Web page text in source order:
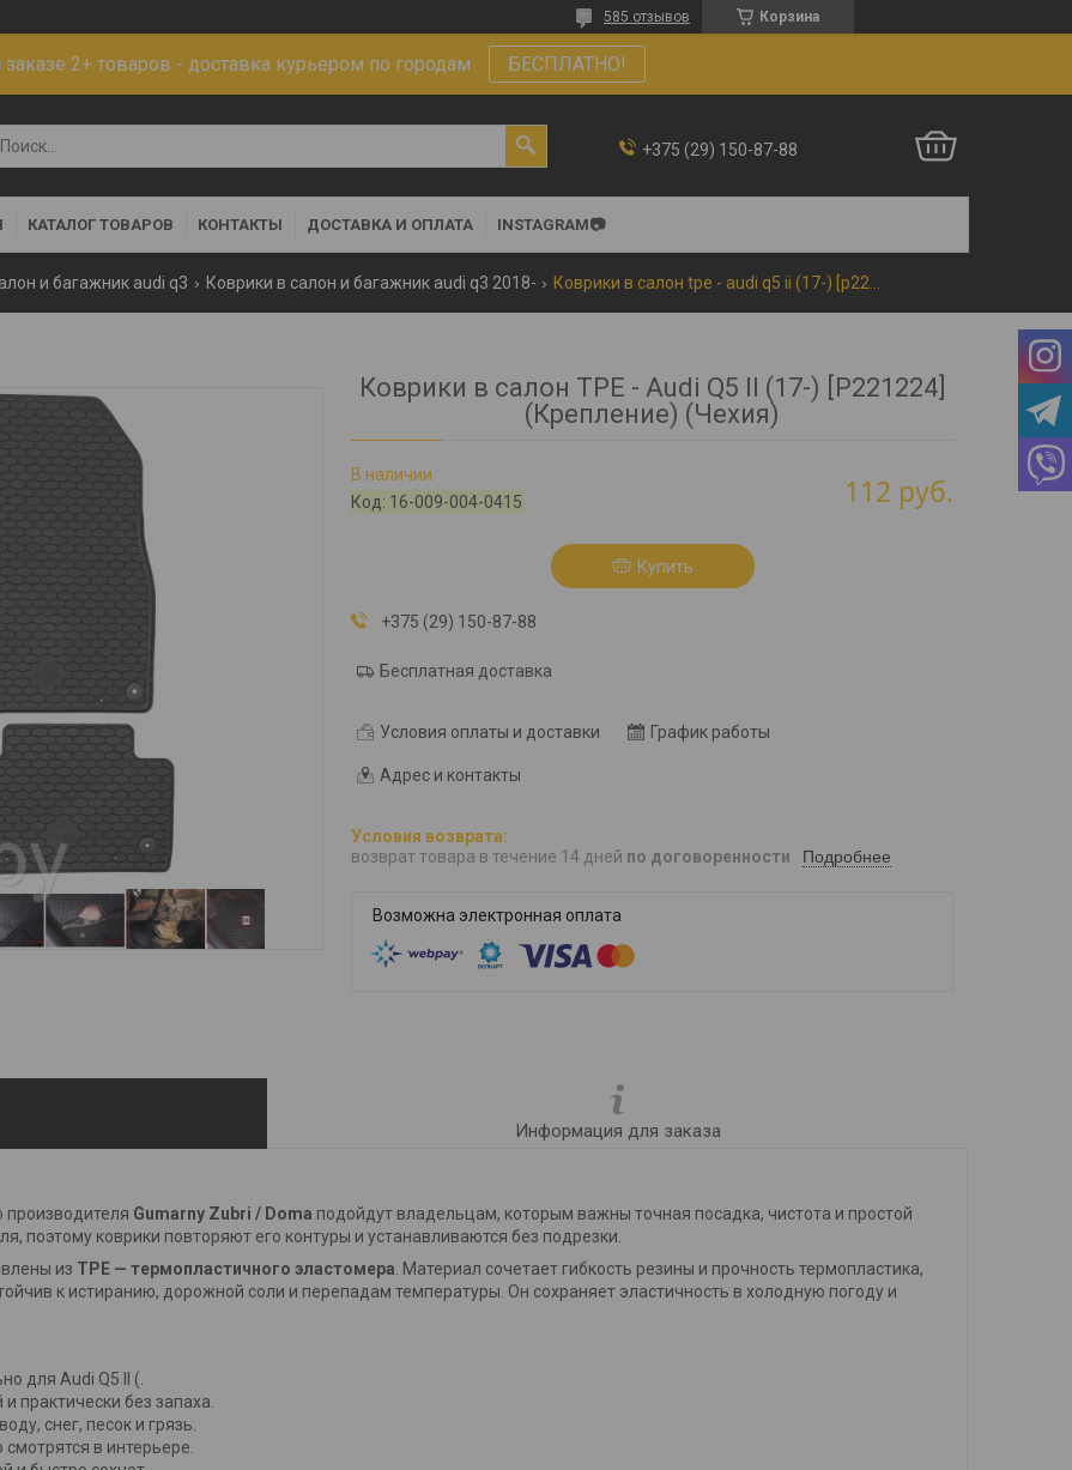
Корзина
585 отзывов
2+ товаров - доставка курьером по городам БЕСПЛАТНО!
+375 (29) 150-87-88
КАТАЛОГ ТОВАРОВ КОНТАКТЫ ДОСТАВКА И ОПЛАТА INSTAGRAM📷
и багажник audi q3 Коврики в салон и багажник audi q3 2018-
Коврики в салон TPE - Audi Q5 II (17-) [P221224]
(Крепление) (Чехия)
В наличии
Код: 16-009-004-0415 112 руб.
Купить
+375 (29) 150-87-88
Бесплатная доставка
Условия оплаты и доставки График работы
Адрес и контакты
возврат товара в течение 14 дней по договоренности Подробнее
Информация для заказа
производителя Gumarny Zubri / Doma подойдут владельцам, которым важны точная посадка, чистота и простой
поэтому коврики повторяют его контуры и устанавливаются без подрезки.
из TPE — термопластичного эластомера . Материал сочетает гибкость резины и прочность термопластика,
к истиранию, дорожной соли и перепадам температуры. Он сохраняет эластичность в холодную погоду и
для Audi Q5 II (.
практически без запаха.
снег, песок и грязь.
в интерьере.